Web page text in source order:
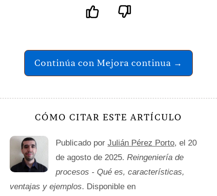
Continúa con Mejora continua →
CÓMO CITAR ESTE ARTÍCULO
Publicado por Julián Pérez Porto, el 20
de agosto de 2025. Reingeniería de
procesos - Qué es, características,
ventajas y ejemplos. Disponible en